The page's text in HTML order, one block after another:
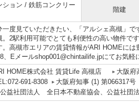
ション / 鉄筋コンクリー
階建
一度見ていただきたい、「アルシェ高槻」
。2駅利用可能でとても利便性の高い物件で
。高槻市エリアの賃貸情報がARI HOMEには
、Eメールshop001@chintailife.jpにてお気軽
HOME株式会社 賃貸Life 高槻店
大阪府
691-8308
大阪府知事 (1) 第066317号
益社団法人 全日本不動産協会、公益社団